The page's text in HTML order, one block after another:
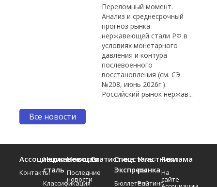
Переломный момент.
Анализ и среднесрочный
прогноз рынка
нержавеющей стали РФ в
условиях монетарного
давления и контура
послевоенного
восстановления (см. СЭ
№208, июнь 2026г.).
Российский рынок нержав...
Все новости
Ассоциация
Контакты
Нержавеющая
сталь
Классификация
Новости
Последние
новости
СтатистикаСпецсталь-
Экспресс
Бюллетень
Участники
рынка
Рейтинг
Реклама
На
сайте